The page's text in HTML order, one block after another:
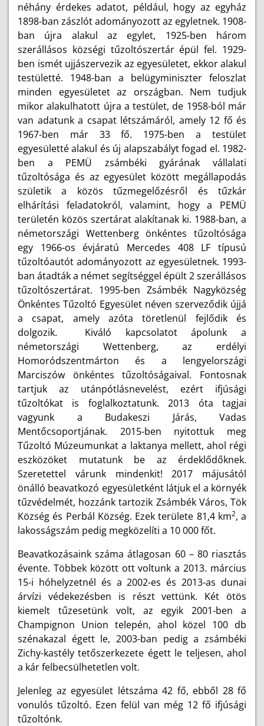
néhány érdekes adatot, például, hogy az egyház
1898-ban zászlót adományozott az egyletnek. 1908-
ban újra alakul az egylet, 1925-ben három
szerállásos községi tűzoltószertár épül fel. 1929-
ben ismét ujjászervezik az egyesületet, ekkor alakul
testületté. 1948-ban a belügyminiszter feloszlat
minden egyesületet az országban. Nem tudjuk
mikor alakulhatott újra a testület, de 1958-ból már
van adatunk a csapat létszámáról, amely 12 fő és
1967-ben már 33 fő. 1975-ben a testület
egyesületté alakul és új alapszabályt fogad el. 1982-
ben a PEMÜ zsámbéki gyárának vállalati
tűzoltósága és az egyesület között megállapodás
születik a közös tűzmegelőzésről és tűzkár
elhárítási feladatokról, valamint, hogy a PEMÜ
területén közös szertárat alakítanak ki. 1988-ban, a
németországi Wettenberg önkéntes tűzoltósága
egy 1966-os évjáratú Mercedes 408 LF típusú
tűzoltóautót adományozott az egyesületnek. 1993-
ban átadták a német segítséggel épült 2 szerállásos
tűzoltószertárat. 1995-ben Zsámbék Nagyközség
Önkéntes Tűzoltó Egyesület néven szerveződik újjá
a csapat, amely azóta töretlenül fejlődik és
dolgozik. Kiváló kapcsolatot ápolunk a
németországi Wettenberg, az erdélyi
Homoródszentmárton és a lengyelországi
Marciszów önkéntes tűzoltóságaival. Fontosnak
tartjuk az utánpótlásnevelést, ezért ifjúsági
tűzoltókat is foglalkoztatunk. 2013 óta tagjai
vagyunk a Budakeszi Járás, Vadas
Mentőcsoportjának. 2015-ben nyitottuk meg
Tűzoltó Múzeumunkat a laktanya mellett, ahol régi
eszközöket mutatunk be az érdeklődőknek.
Szeretettel várunk mindenkit! 2017 májusától
önálló beavatkozó egyesületként látjuk el a környék
tűzvédelmét, hozzánk tartozik Zsámbék Város, Tök
Község és Perbál Község. Ezek területe 81,4 km2, a
lakosságszám pedig megközelíti a 10 000 főt.
Beavatkozásaink száma átlagosan 60 – 80 riasztás
évente. Többek között ott voltunk a 2013. március
15-i hóhelyzetnél és a 2002-es és 2013-as dunai
árvízi védekezésben is részt vettünk. Két ötös
kiemelt tűzesetünk volt, az egyik 2001-ben a
Champignon Union telepén, ahol közel 100 db
szénakazal égett le, 2003-ban pedig a zsámbéki
Zichy-kastély tetőszerkezete égett le teljesen, ahol
a kár felbecsülhetetlen volt.
Jelenleg az egyesület létszáma 42 fő, ebből 28 fő
vonulós tűzoltó. Ezen felül van még 12 fő ifjúsági
tűzoltónk.